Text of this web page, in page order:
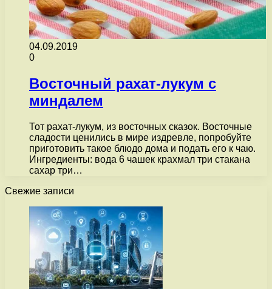
04.09.2019
0
Восточный рахат-лукум с
миндалем
Тот рахат-лукум, из восточных сказок. Восточные
сладости ценились в мире издревле, попробуйте
приготовить такое блюдо дома и подать его к чаю.
Ингредиенты: вода 6 чашек крахмал три стакана
сахар три…
Свежие записи